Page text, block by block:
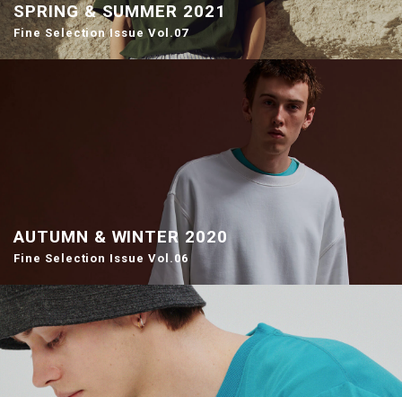
SPRING & SUMMER 2021
Fine Selection Issue Vol.07
AUTUMN & WINTER 2020
Fine Selection Issue Vol.06